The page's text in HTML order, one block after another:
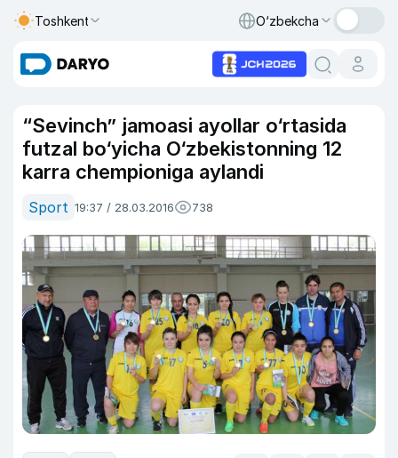
Toshkent O‘zbekcha
“Sevinch” jamoasi ayollar o‘rtasida
futzal bo‘yicha O‘zbekistonning 12
karra chempioniga aylandi
Sport 19:37 / 28.03.2016 738